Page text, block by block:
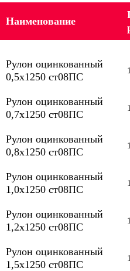
Наименование
Рулон оцинкованный
0,5х1250 ст08ПС
Рулон оцинкованный
0,7х1250 ст08ПС
Рулон оцинкованный
0,8х1250 ст08ПС
Рулон оцинкованный
1,0х1250 ст08ПС
Рулон оцинкованный
1,2х1250 ст08ПС
Рулон оцинкованный
1,5х1250 ст08ПС